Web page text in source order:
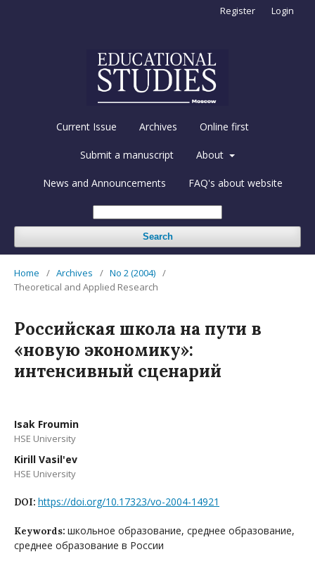
Current Issue Archives Online first
Submit a manuscript About
News and Announcements FAQ's about website
Search
Register Login
Home / Archives / No 2 (2004) /
Theoretical and Applied Research
Российская школа на пути в
«новую экономику»:
интенсивный сценарий
Isak Froumin
HSE University
Kirill Vasil'ev
HSE University
DOI: https://doi.org/10.17323/vo-2004-14921
Keywords: школьное образование, среднее образование,
среднее образование в России